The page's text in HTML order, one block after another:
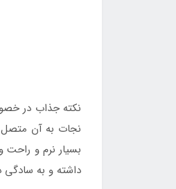
نکته جذاب در
نجات به آن متصل
بسیار نرم و
داشته و به سادگی